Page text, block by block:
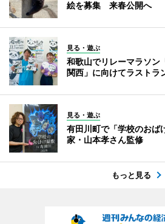
絵を募集 来春公開へ
見る・遊ぶ
和歌山でリレーマラソ
関西」に向けてラストラ
見る・遊ぶ
有田川町で「学校のおば
家・山本孝さん監修
もっと見る